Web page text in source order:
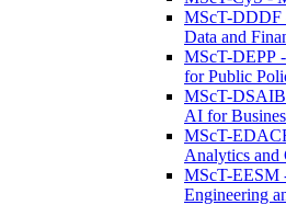
MScT-DDDF
Data and
MScT-DEPP
for Public
MScT-DSAIB
AI for
MScT-
Analytics and
MScT-EESM
Engineering